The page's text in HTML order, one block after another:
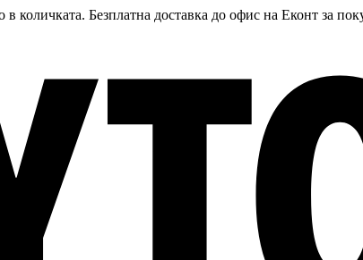
количката. Безплатна доставка до офис на Еконт за